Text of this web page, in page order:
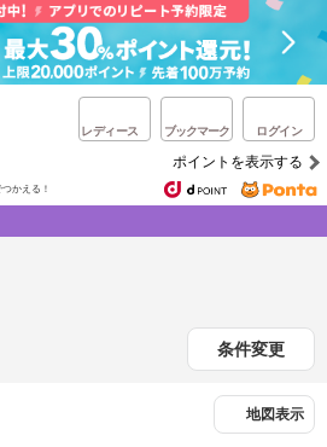
レディース ブックマーク ログイン
ポイントを表示する
かえる！
条件変更
地図表示